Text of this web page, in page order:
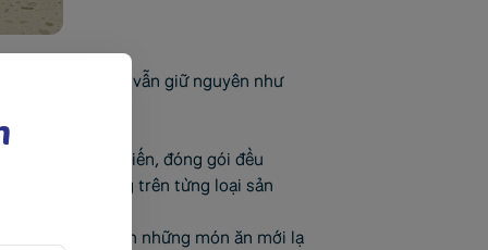
dài sản phẩm vẫn giữ nguyên như
quá trình chế biến, đóng gói đều
lạ và đặc trưng trên từng loại sản
thích để tạo nên những món ăn mới lạ